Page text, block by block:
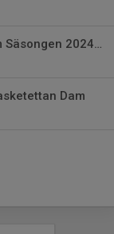
Hemmamatcher Basketettan Dam Säsongen 2024/25
Dam